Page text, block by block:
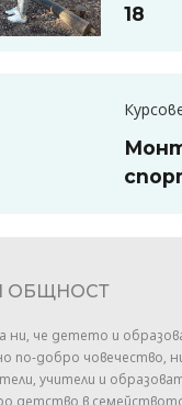
18
ОБЩНОСТ
ни, че детето и
по-добро човечество,
учители и
детство в